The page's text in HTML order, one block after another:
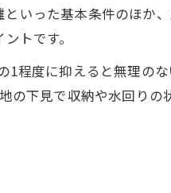
いった基本条件のほか
トです。
程度に抑えると無理の
の下見で収納や水回りの